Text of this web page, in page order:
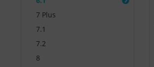
7 Plus
7.1
7.2
8